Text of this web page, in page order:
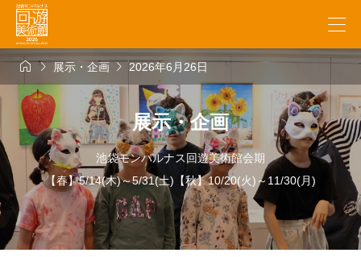
展示・企画2026年6月26日
展示・企画
池袋モンパルナス回遊美術館会期
【春】5/14(木)～5/31(土)【秋】10/20(火)～11/30(月)